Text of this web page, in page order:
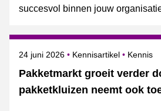
succesvol binnen jouw
Pakketmarkt groeit verder
pakketkluizen neemt ook
Gepubliceerd op
24 juni 2026 Kennisartikel Kennis